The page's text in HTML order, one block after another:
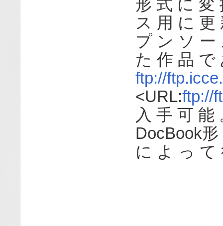
形 式 に 変
ス 用 に 更
プ ン ソ ー
た 作 品 で
ftp://
<URL:ftp://
入 手 可 能
DocBook
に よ っ て